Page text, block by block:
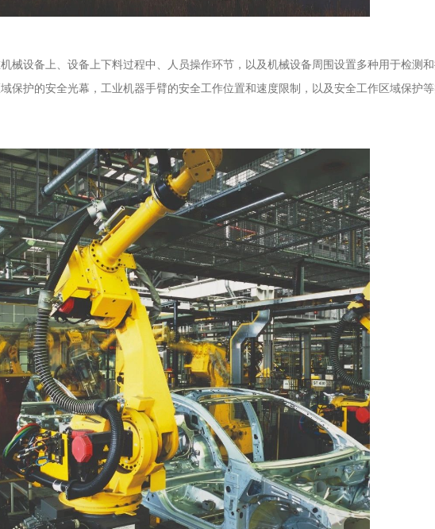
设备上、设备上下料过程中、人员操作环节，以及机械设备周围设置多种用于检测和
保护的安全光幕，工业机器手臂的安全工作位置和速度限制，以及安全工作区域保护